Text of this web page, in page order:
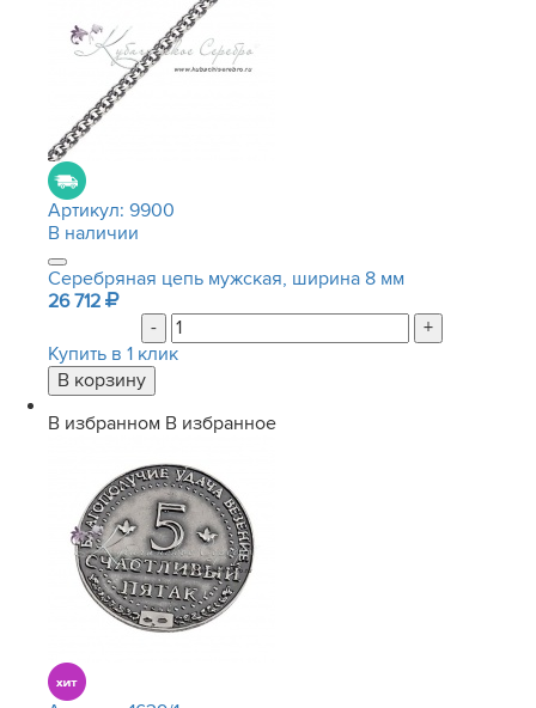
Артикул: 9900
В наличии
Серебряная цепь мужская, ширина 8 мм
26 712
-
+
Купить в 1 клик
В избранном В избранное